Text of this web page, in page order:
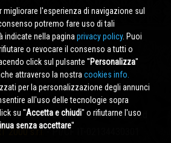
© 2000 - 2026 All Rights Reserved
2000 s.r.l.- PI/CF IT-02134430301
l'esperienza di navigazione sul
potremo fare uso di tali
indicate nella pagina privacy policy. Puoi
o revocare il consenso a tutti o
click sul pulsante ''Personalizza''
attraverso la nostra cookies info.
per la personalizzazione degli annunci
all'uso delle tecnologie sopra
su ''Accetta e chiudi'' o rifiutarne l'uso
senza accettare''